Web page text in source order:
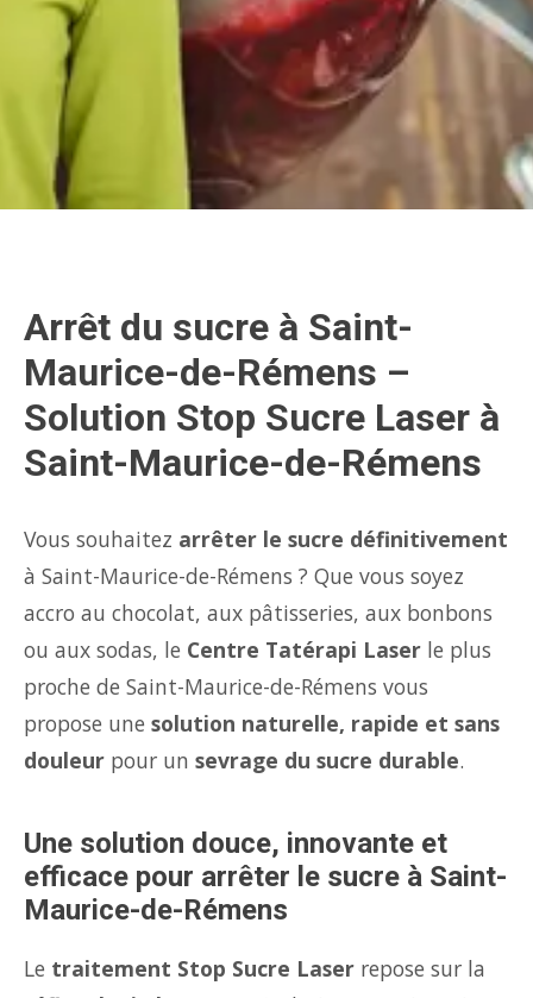
Arrêt du sucre à Saint-
Maurice-de-Rémens –
Solution Stop Sucre Laser à
Saint-Maurice-de-Rémens
Vous souhaitez arrêter le sucre définitivement
à Saint-Maurice-de-Rémens ? Que vous soyez
accro au chocolat, aux pâtisseries, aux bonbons
ou aux sodas, le Centre Tatérapi Laser le plus
proche de Saint-Maurice-de-Rémens vous
propose une solution naturelle, rapide et sans
douleur pour un sevrage du sucre durable.
Une solution douce, innovante et
efficace pour arrêter le sucre à Saint-
Maurice-de-Rémens
Le traitement Stop Sucre Laser repose sur la